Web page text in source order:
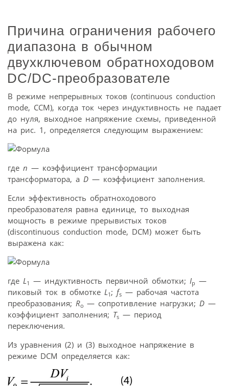
Причина ограничения рабочего
диапазона в обычном
двухключевом обратноходовом
DC/DC-преобразователе
В режиме непрерывных токов (continuous conduction
mode, CCM), когда ток через индуктивность не падает
до нуля, выходное напряжение схемы, приведенной
на рис. 1, определяется следующим выражением:
где n — коэффициент трансформации
трансформатора, а D — коэффициент заполнения.
Если эффективность обратноходового
преобразователя равна единице, то выходная
мощность в режиме прерывистых токов
(discontinuous conduction mode, DCM) может быть
выражена как:
где L1 — индуктивность первичной обмотки; Ip —
пиковый ток в обмотке L1 ; fs — рабочая частота
преобразования; Rо — сопротивление нагрузки; D —
коэффициент заполнения; Ts — период
переключения.
Из уравнения (2) и (3) выходное напряжение в
режиме DCM определяется как: